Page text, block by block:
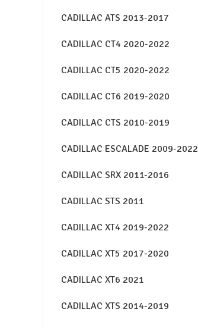
CADILLAC ATS 2013-2017
CADILLAC CT4 2020-2022
CADILLAC CT5 2020-2022
CADILLAC CT6 2019-2020
CADILLAC CTS 2010-2019
CADILLAC ESCALADE 2009-2022
CADILLAC SRX 2011-2016
CADILLAC STS 2011
CADILLAC XT4 2019-2022
CADILLAC XT5 2017-2020
CADILLAC XT6 2021
CADILLAC XTS 2014-2019